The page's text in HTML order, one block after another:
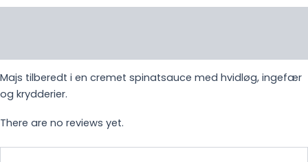
Majs tilberedt i en cremet spinatsauce med hvidløg, ingefær
og krydderier.
There are no reviews yet.